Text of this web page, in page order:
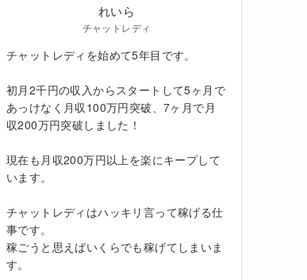
れいら
チャットレディ
チャットレディを始めて5年目です。
初月2千円の収入からスタートして5ヶ月で
あっけなく月収100万円突破、7ヶ月で月
収200万円突破しました！
現在も月収200万円以上を楽にキープして
います。
チャットレディはハッキリ言って稼げる仕
事です。
稼ごうと思えばいくらでも稼げてしまいま
す。